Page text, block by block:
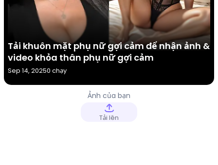
Tải khuôn mặt phụ nữ gợi cảm để nhận ảnh &
video khỏa thân phụ nữ gợi cảm
Sep 14, 20250 chạy
Ảnh của bạn
Tải lên